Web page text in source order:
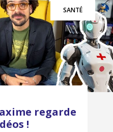
SANTÉ
regarde
!